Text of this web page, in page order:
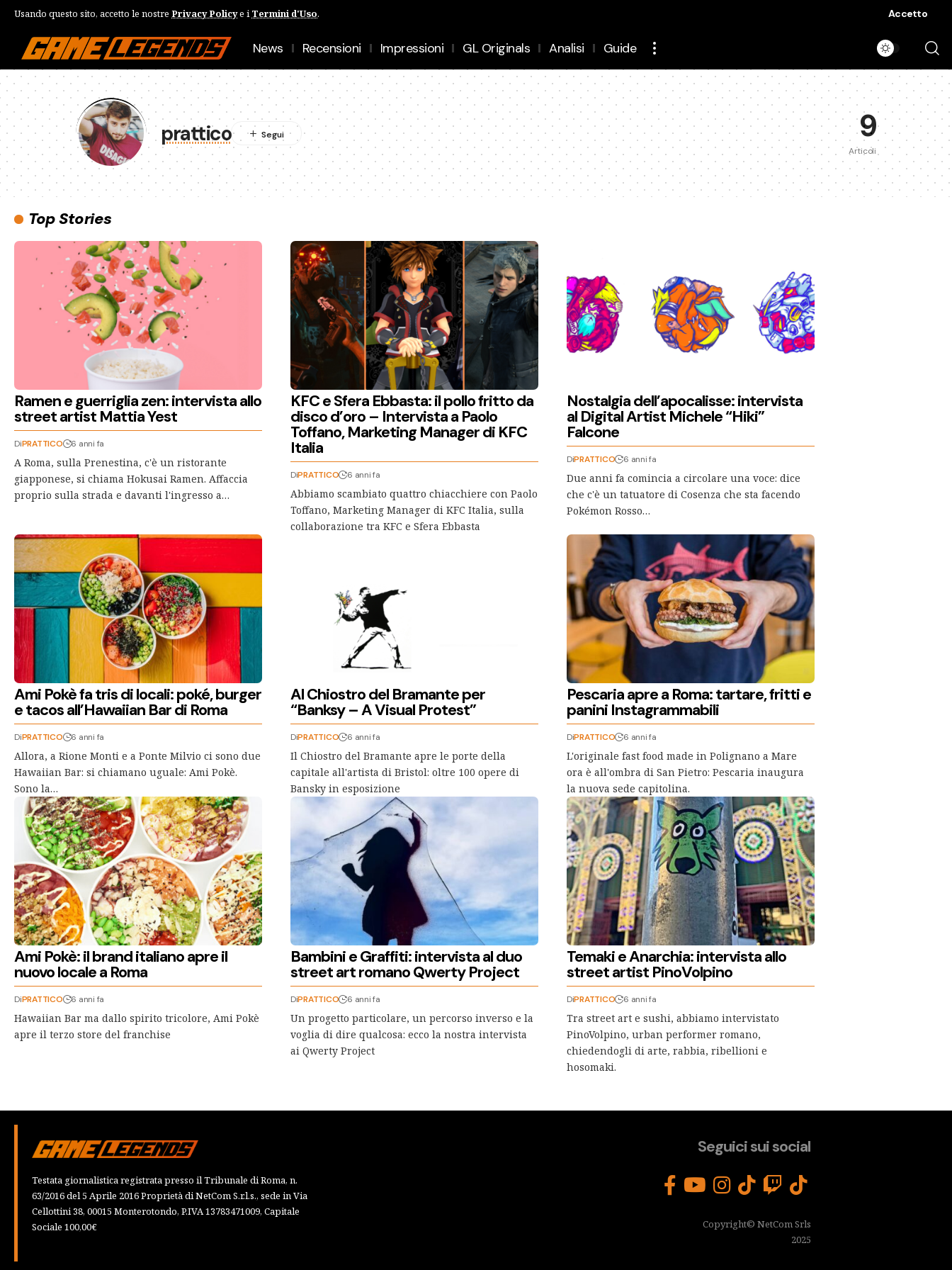
Usando questo sito, accetto le nostre Privacy Policye i Termini d'Uso. Accetto
News Recensioni Impressioni GL Originals Analisi Guide
prattico 9
Articoli
Top Stories
Ramen e guerriglia zen: intervista allo
street artist Mattia Yest
DiPRATTICO 6 anni fa
A Roma, sulla Prenestina, c'è un ristorante
giapponese, si chiama Hokusai Ramen. Affaccia
proprio sulla strada e davanti l'ingresso a…
KFC e Sfera Ebbasta: il pollo fritto da
disco d’oro – Intervista a Paolo
Toffano, Marketing Manager di KFC
Italia
DiPRATTICO 6 anni fa
Abbiamo scambiato quattro chiacchiere con Paolo
Toffano, Marketing Manager di KFC Italia, sulla
collaborazione tra KFC e Sfera Ebbasta
Nostalgia dell’apocalisse: intervista
al Digital Artist Michele “Hiki”
Falcone
DiPRATTICO 6 anni fa
Due anni fa comincia a circolare una voce: dice
che c'è un tatuatore di Cosenza che sta facendo
Pokémon Rosso…
Ami Pokè fa tris di locali: poké, burger
e tacos all’Hawaiian Bar di Roma
DiPRATTICO 6 anni fa
Allora, a Rione Monti e a Ponte Milvio ci sono due
Hawaiian Bar: si chiamano uguale: Ami Pokè.
Sono la…
Al Chiostro del Bramante per
“Banksy – A Visual Protest”
DiPRATTICO 6 anni fa
Il Chiostro del Bramante apre le porte della
capitale all'artista di Bristol: oltre 100 opere di
Bansky in esposizione
Pescaria apre a Roma: tartare, fritti e
panini Instagrammabili
DiPRATTICO 6 anni fa
L'originale fast food made in Polignano a Mare
ora è all'ombra di San Pietro: Pescaria inaugura
la nuova sede capitolina.
Ami Pokè: il brand italiano apre il
nuovo locale a Roma
DiPRATTICO 6 anni fa
Hawaiian Bar ma dallo spirito tricolore, Ami Pokè
apre il terzo store del franchise
Bambini e Graffiti: intervista al duo
street art romano Qwerty Project
DiPRATTICO 6 anni fa
Un progetto particolare, un percorso inverso e la
voglia di dire qualcosa: ecco la nostra intervista
ai Qwerty Project
Temaki e Anarchia: intervista allo
street artist PinoVolpino
DiPRATTICO 6 anni fa
Tra street art e sushi, abbiamo intervistato
PinoVolpino, urban performer romano,
chiedendogli di arte, rabbia, ribellioni e
hosomaki.
Testata giornalistica registrata presso il Tribunale di Roma, n.
63/2016 del 5 Aprile 2016 Proprietà di NetCom S.r.l.s., sede in Via
Cellottini 38, 00015 Monterotondo, P.IVA 13783471009, Capitale
Sociale 100,00€
Seguici sui social
Copyright© NetCom Srls
2025